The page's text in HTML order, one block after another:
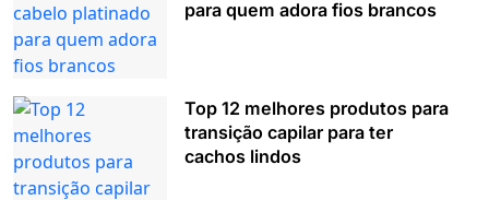
para quem adora fios brancos
Top 12 melhores produtos para
transição capilar para ter
cachos lindos